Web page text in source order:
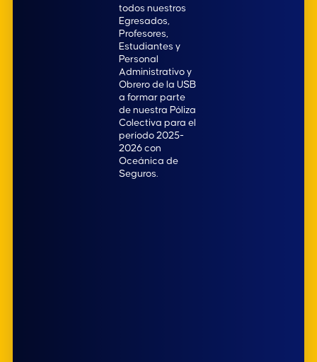
todos nuestros
Egresados,
Profesores,
Estudiantes y
Personal
Administrativo y
Obrero de la USB
a formar parte
de nuestra Póliza
Colectiva para el
período 2025-
2026 con
Oceánica de
Seguros.